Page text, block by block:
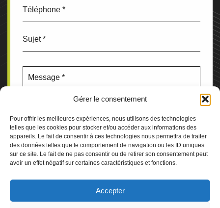
Gérer le consentement
Pour offrir les meilleures expériences, nous utilisons des technologies
telles que les cookies pour stocker et/ou accéder aux informations des
appareils. Le fait de consentir à ces technologies nous permettra de traiter
des données telles que le comportement de navigation ou les ID uniques
sur ce site. Le fait de ne pas consentir ou de retirer son consentement peut
avoir un effet négatif sur certaines caractéristiques et fonctions.
Accepter